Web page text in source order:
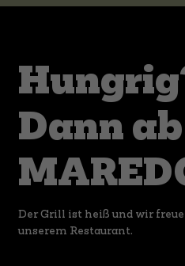
Dann
Der Grill ist heiß und wir
unserem Restaurant.